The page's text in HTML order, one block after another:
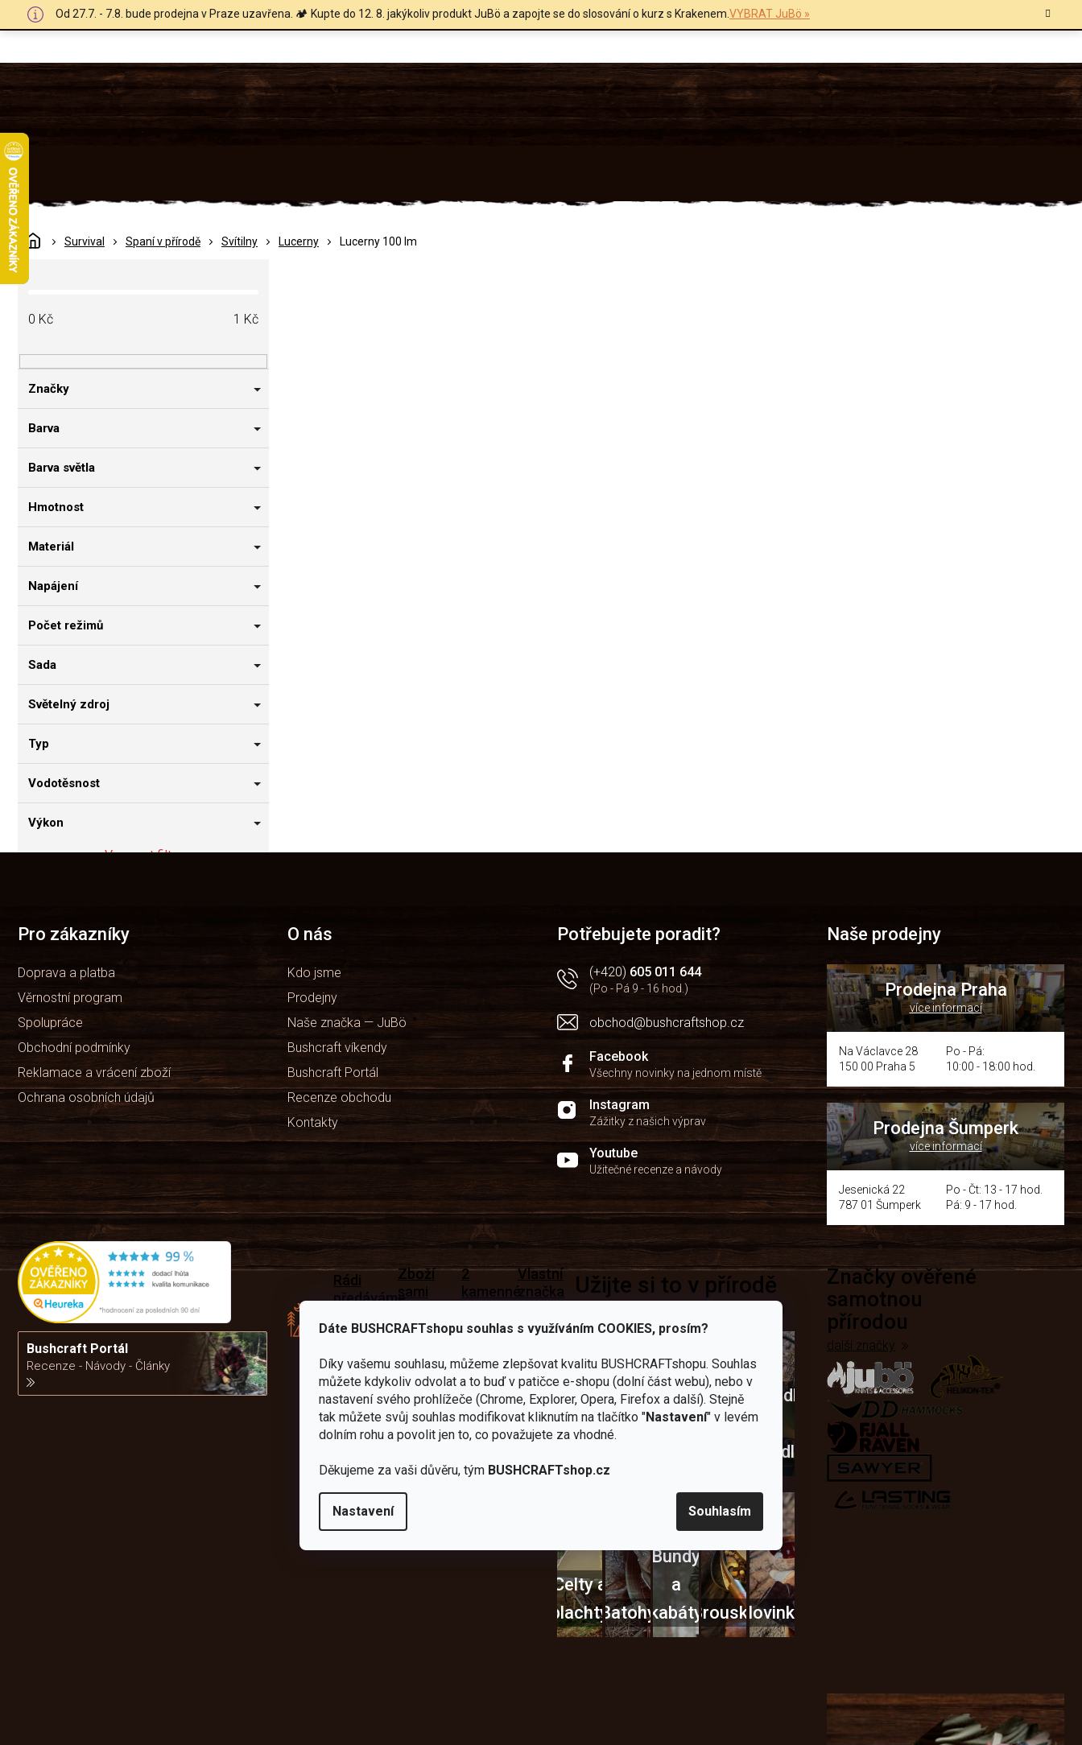
Dáte BUSHCRAFTshopu souhlas s využíváním COOKIES, prosím?
Díky vašemu souhlasu, můžeme zlepšovat kvalitu BUSHCRAFTshopu. Souhlas
můžete kdykoliv odvolat a to buď v patičce e-shopu (dolní část webu), nebo v
nastavení svého prohlížeče (Chrome, Explorer, Opera, Firefox a další). Stejně
tak můžete svůj souhlas modifikovat kliknutím na tlačítko "Nastavení" v levém
dolním rohu a povolit jen to, co považujete za vhodné.
Děkujeme za vaši důvěru, tým BUSHCRAFTshop.cz
Nastavení Souhlasím
Od 27.7. - 7.8. bude prodejna v Praze uzavřena. 🏕️ Kupte do 12. 8. jakýkoliv produkt JuBö a zapojte se do slosování o kurz s Krakenem.VYBRAT JuBö »
DomůSurvival Spaní v přírodě Svítilny Lucerny Lucerny 100 lm
P
o
a
n
í
a
0 Kč 1 Kč
Značky
Barva
Barva světla
Hmotnost
Materiál
Napájení
Počet režimů
Sada
Světelný zdroj
Typ
Vodotěsnost
Výkon
Vymazat filtry
Pro zákazníky
Doprava a platba
Věrnostní program
Spolupráce
Obchodní podmínky
Reklamace a vrácení zboží
Ochrana osobních údajů
O nás
Kdo jsme
Prodejny
Naše značka — JuBö
Bushcraft víkendy
Bushcraft Portál
Recenze obchodu
Kontakty
Potřebujete poradit?
(+420) 605 011 644
(Po - Pá 9 - 16 hod.)
obchod@bushcraftshop.cz
Facebook
Všechny novinky na jednom místě
Instagram
Zážitky z našich výprav
Youtube
Užitečné recenze a návody
Naše prodejny
Prodejna Praha
více informací
Na Václavce 28
150 00 Praha 5
Po - Pá:
10:00 - 18:00 hod.
Prodejna Šumperk
více informací
Jesenická 22
787 01 Šumperk
Po - Čt: 13 - 17 hod.
Pá: 9 - 17 hod.
Bushcraft Portál
Recenze - Návody - Články
Rádi
předáváme
Poradíme
výběrem
Zboží
sami
U nás
pytli“
2
kamenné
Navštivte
Praze a
Šumperku
Vlastní
značka
Poctivá
v ČR
další skvělé výhody
Užijte si to v přírodě
Vybavení, na které spoléháte nejčastěji
Vařiče
a
Křesadla
škrtadla
Celty a
plachtyBatohy
Bundy
a
kabátyBrouskyNovinky
Značky ověřené
samotnou
přírodou
další značky